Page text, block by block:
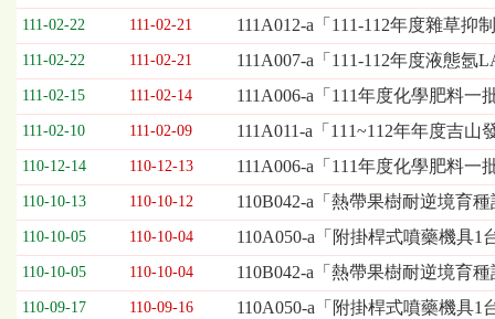
期、
截
標
日
期、
公
告
事
項
111-02-22 111-02-21 111A012-a「111-112年度雜草抑
111-02-22 111-02-21 111A007-a「111-112年度液態氬
111-02-15 111-02-14 111A006-a「111年度化學肥料
111-02-10 111-02-09 111A011-a「111~112年年度吉
110-12-14 110-12-13 111A006-a「111年度化學肥料
110-10-13 110-10-12 110B042-a「熱帶果樹耐逆境育
110-10-05 110-10-04 110A050-a「附掛桿式噴藥機具1
110-10-05 110-10-04 110B042-a「熱帶果樹耐逆境育
110-09-17 110-09-16 110A050-a「附掛桿式噴藥機具1